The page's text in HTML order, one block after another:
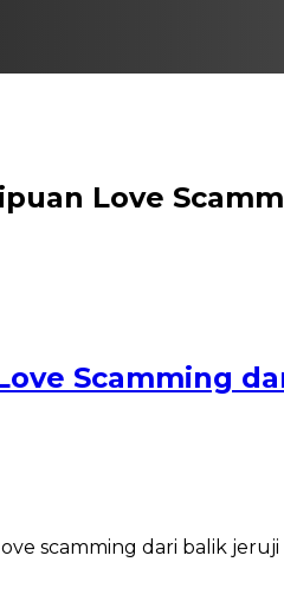
Love
Scamming
scamming dari balik